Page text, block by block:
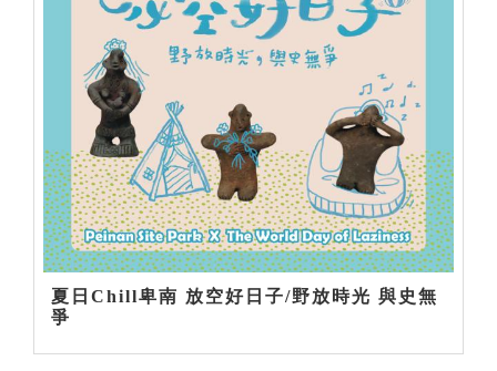
夏日Chill卑南 放空好日子/野放時光 與史無
爭